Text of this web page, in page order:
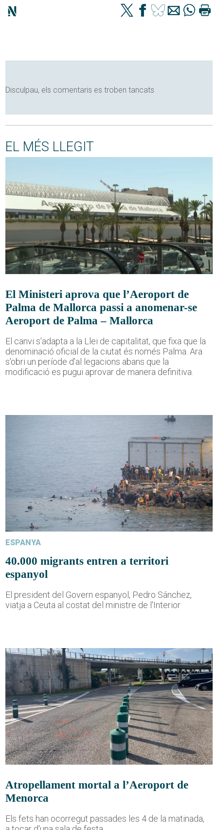
Disculpau, els comentaris es troben tancats
EL MÉS LLEGIT
El Ministeri aprova que l’Aeroport de
Palma de Mallorca passi a anomenar-se
Aeroport de Palma – Mallorca
El canvi s'adapta a la Llei de capitalitat, que fixa que la
denominació oficial de la ciutat és només Palma. Ara
s'obri un període d'al·legacions abans que la
modificació es pugui aprovar de manera definitiva.
ESPANYA
40.000 migrants entren a territori
espanyol
El president del Govern espanyol, Pedro Sánchez,
viatja a Ceuta al costat del ministre de l'Interior
Atropellament mortal a l’Aeroport de
Menorca
Els fets han ocorregut passades les 4 de la matinada,